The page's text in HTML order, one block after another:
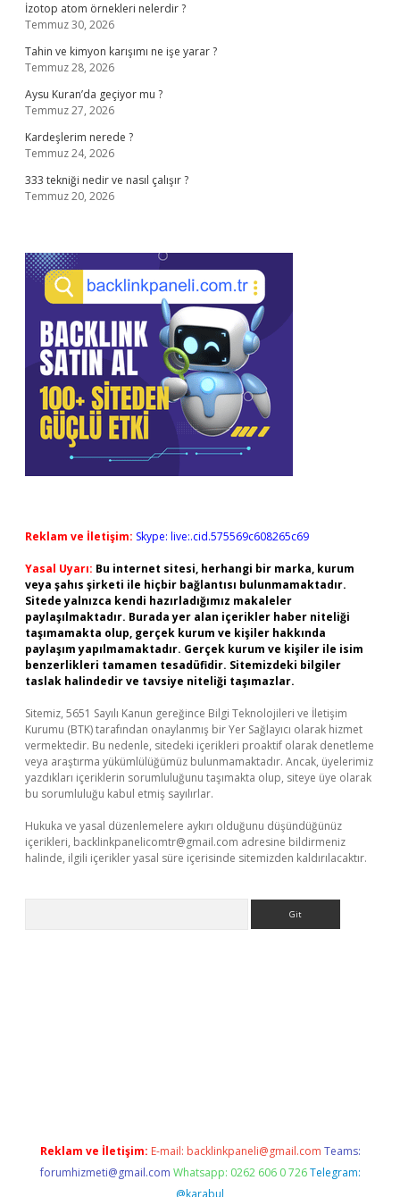
İzotop atom örnekleri nelerdir ?
Temmuz 30, 2026
Tahin ve kimyon karışımı ne işe yarar ?
Temmuz 28, 2026
Aysu Kuran’da geçiyor mu ?
Temmuz 27, 2026
Kardeşlerim nerede ?
Temmuz 24, 2026
333 tekniği nedir ve nasıl çalışır ?
Temmuz 20, 2026
Reklam ve İletişim: Skype: live:.cid.575569c608265c69
Yasal Uyarı: Bu internet sitesi, herhangi bir marka, kurum
veya şahıs şirketi ile hiçbir bağlantısı bulunmamaktadır.
Sitede yalnızca kendi hazırladığımız makaleler
paylaşılmaktadır. Burada yer alan içerikler haber niteliği
taşımamakta olup, gerçek kurum ve kişiler hakkında
paylaşım yapılmamaktadır. Gerçek kurum ve kişiler ile isim
benzerlikleri tamamen tesadüfidir. Sitemizdeki bilgiler
taslak halindedir ve tavsiye niteliği taşımazlar.
Sitemiz, 5651 Sayılı Kanun gereğince Bilgi Teknolojileri ve İletişim
Kurumu (BTK) tarafından onaylanmış bir Yer Sağlayıcı olarak hizmet
vermektedir. Bu nedenle, sitedeki içerikleri proaktif olarak denetleme
veya araştırma yükümlülüğümüz bulunmamaktadır. Ancak, üyelerimiz
yazdıkları içeriklerin sorumluluğunu taşımakta olup, siteye üye olarak
bu sorumluluğu kabul etmiş sayılırlar.
Hukuka ve yasal düzenlemelere aykırı olduğunu düşündüğünüz
içerikleri, backlinkpanelicomtr@gmail.com adresine bildirmeniz
halinde, ilgili içerikler yasal süre içerisinde sitemizden kaldırılacaktır.
Reklam ve İletişim: E-mail: backlinkpaneli@gmail.com Teams:
forumhizmeti@gmail.com Whatsapp: 0262 606 0 726 Telegram:
@karabul